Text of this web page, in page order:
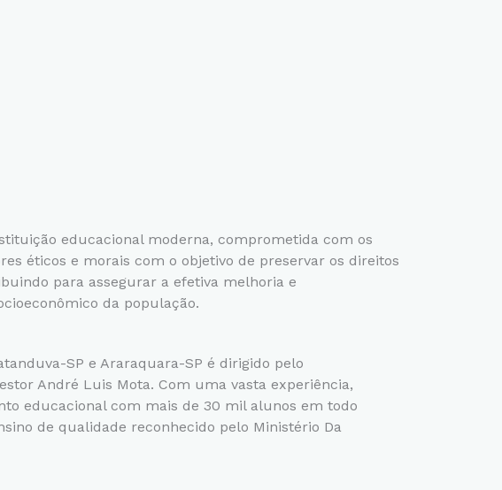
educacional moderna, comprometida com os
éticos e morais com o objetivo de preservar os direitos
para assegurar a efetiva melhoria e
da população.
SP e Araraquara-SP é dirigido pelo
André Luis Mota. Com uma vasta experiência,
educacional com mais de 30 mil alunos em todo
de qualidade reconhecido pelo Ministério Da